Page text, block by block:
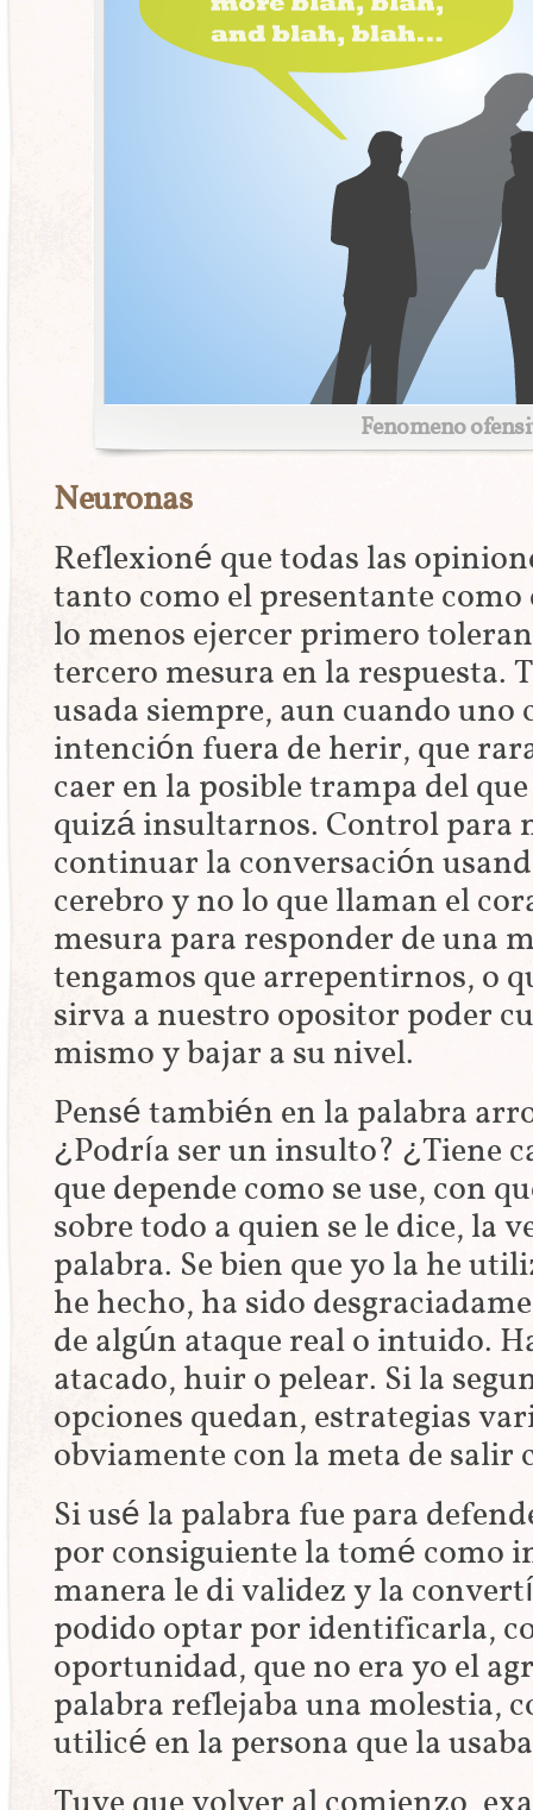
Fenomeno
Neuronas
Reflexioné que todas las
tanto como el presentante
lo menos ejercer primero
tercero mesura en la respuesta.
usada siempre, aun cuando uno
intención fuera de herir, que
caer en la posible trampa del
quizá insultarnos. Control para
continuar la conversación
cerebro y no lo que llaman el
mesura para responder de una
tengamos que arrepentirnos, o
sirva a nuestro opositor poder
mismo y bajar a su nivel.
Pensé también en la palabra
¿Podría ser un insulto? ¿Tiene
que depende como se use, con
sobre todo a quien se le dice, la
palabra. Se bien que yo la he
he hecho, ha sido
de algún ataque real o intuido.
atacado, huir o pelear. Si la
opciones quedan, estrategias
obviamente con la meta de salir
Si usé la palabra fue para
por consiguiente la tomé como
manera le di validez y la
podido optar por identificarla,
oportunidad, que no era yo el
palabra reflejaba una molestia,
utilicé en la persona que la